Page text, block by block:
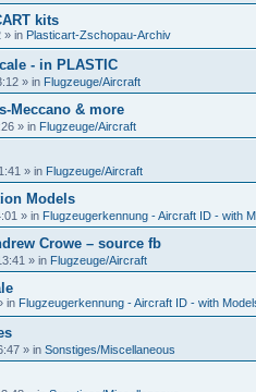
kits
» in Plasticart-Zschopau-Archiv
- in PLASTIC
» in Flugzeuge/Aircraft
Meccano & more
» in Flugzeuge/Aircraft
» in Flugzeuge/Aircraft
Models
» in Flugzeugerkennung - Aircraft ID - with
Crowe – source fb
» in Flugzeuge/Aircraft
in Flugzeugerkennung - Aircraft ID - with
» in Sonstiges/Miscellaneous